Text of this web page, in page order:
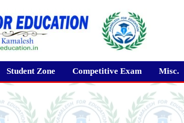
Student Zone Competitive Exam Misc.